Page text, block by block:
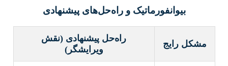
بیوانفورماتیک و راه‌حل‌های پیشنهادی
مشکل رایج
راه‌حل پیشنهادی (نقش
ویرایشگر)